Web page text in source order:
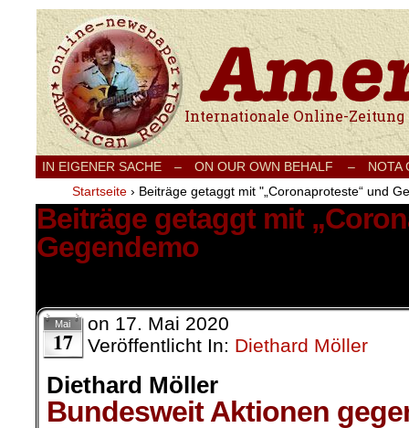
Internationale Onlinezeitung für Frieden,
IN EIGENER SACHE – ON OUR OWN BEHALF –
NOTA
Startseite › Beiträge getaggt mit "„Coronaproteste“ und
Beiträge getaggt mit
Gegendemo
Mai
17
on 17. Mai 2020
Veröffentlicht In: Diethard Möller
Diethard Möller
Bundesweit Aktionen